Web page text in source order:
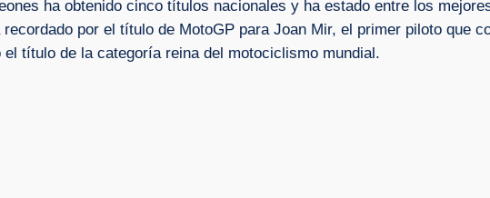
ha obtenido cinco títulos nacionales y ha estado entre los
por el título de MotoGP para Joan Mir, el primer piloto que
el título de la categoría reina del motociclismo mundial.